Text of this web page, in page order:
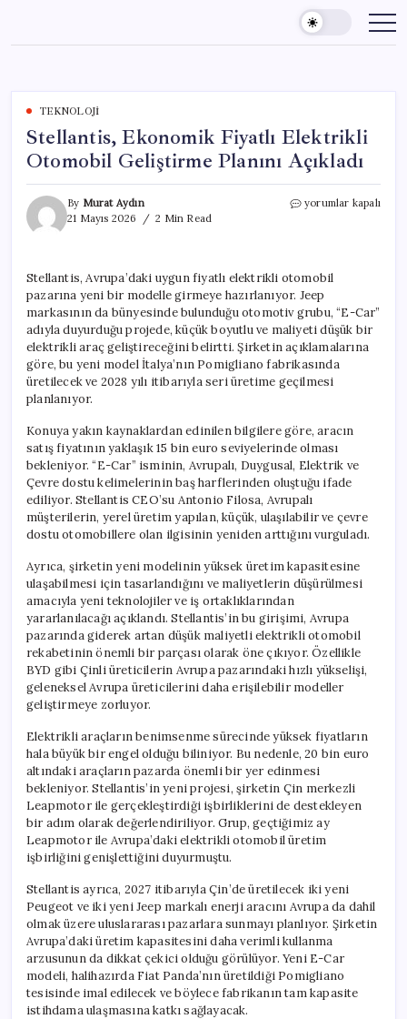
content
TEKNOLOJI
Stellantis, Ekonomik Fiyatlı Elektrikli
Otomobil Geliştirme Planını Açıkladı
By Murat Aydın
21 Mayıs 2026
2 Min Read
Stellantis,
Geliştirme
Planını
Açıkladı
için
yorumlar kapalı
Stellantis, Avrupa’daki uygun fiyatlı elektrikli otomobil
pazarına yeni bir modelle girmeye hazırlanıyor. Jeep
markasının da bünyesinde bulunduğu otomotiv grubu, “E-Car”
adıyla duyurduğu projede, küçük boyutlu ve maliyeti düşük bir
elektrikli araç geliştireceğini belirtti. Şirketin açıklamalarına
göre, bu yeni model İtalya’nın Pomigliano fabrikasında
üretilecek ve 2028 yılı itibarıyla seri üretime geçilmesi
planlanıyor.
Konuya yakın kaynaklardan edinilen bilgilere göre, aracın
satış fiyatının yaklaşık 15 bin euro seviyelerinde olması
bekleniyor. “E-Car” isminin, Avrupalı, Duygusal, Elektrik ve
Çevre dostu kelimelerinin baş harflerinden oluştuğu ifade
ediliyor. Stellantis CEO’su Antonio Filosa, Avrupalı
müşterilerin, yerel üretim yapılan, küçük, ulaşılabilir ve çevre
dostu otomobillere olan ilgisinin yeniden arttığını vurguladı.
Ayrıca, şirketin yeni modelinin yüksek üretim kapasitesine
ulaşabilmesi için tasarlandığını ve maliyetlerin düşürülmesi
amacıyla yeni teknolojiler ve iş ortaklıklarından
yararlanılacağı açıklandı. Stellantis’in bu girişimi, Avrupa
pazarında giderek artan düşük maliyetli elektrikli otomobil
rekabetinin önemli bir parçası olarak öne çıkıyor. Özellikle
BYD gibi Çinli üreticilerin Avrupa pazarındaki hızlı yükselişi,
geleneksel Avrupa üreticilerini daha erişilebilir modeller
geliştirmeye zorluyor.
Elektrikli araçların benimsenme sürecinde yüksek fiyatların
hala büyük bir engel olduğu biliniyor. Bu nedenle, 20 bin euro
altındaki araçların pazarda önemli bir yer edinmesi
bekleniyor. Stellantis’in yeni projesi, şirketin Çin merkezli
Leapmotor ile gerçekleştirdiği işbirliklerini de destekleyen
bir adım olarak değerlendiriliyor. Grup, geçtiğimiz ay
Leapmotor ile Avrupa’daki elektrikli otomobil üretim
işbirliğini genişlettiğini duyurmuştu.
Stellantis ayrıca, 2027 itibarıyla Çin’de üretilecek iki yeni
Peugeot ve iki yeni Jeep markalı enerji aracını Avrupa da dahil
olmak üzere uluslararası pazarlara sunmayı planlıyor. Şirketin
Avrupa’daki üretim kapasitesini daha verimli kullanma
arzusunun da dikkat çekici olduğu görülüyor. Yeni E-Car
modeli, halihazırda Fiat Panda’nın üretildiği Pomigliano
tesisinde imal edilecek ve böylece fabrikanın tam kapasite
istihdama ulaşmasına katkı sağlayacak.